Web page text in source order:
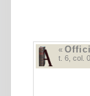
«
t. 6, col.